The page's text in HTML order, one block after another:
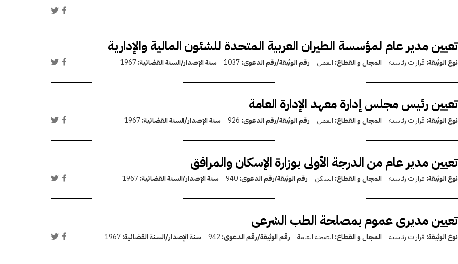
تعيين مدير عام لمؤسسة الطيران العربية المتحدة للشئون المالية والإدارية
نوع الوثيقة: قرارات رئاسية المجال و القطاع: العمل رقم الوثيقة/رقم الدعوى:1037 سنة الإصدار/السنة القضائية:1967
تعيين رئيس مجلس إدارة معهد الإدارة العامة
نوع الوثيقة: قرارات رئاسية المجال و القطاع: العمل رقم الوثيقة/رقم الدعوى: 926 سنة الإصدار/السنة القضائية:1967
تعيين مدير عام من الدرجة الأولى بوزارة الإسكان والمرافق
نوع الوثيقة: قرارات رئاسية المجال و القطاع: السكن رقم الوثيقة/رقم الدعوى:940 سنة الإصدار/السنة القضائية:1967
تعيين مديرى عموم بمصلحة الطب الشرعى
نوع الوثيقة: قرارات رئاسية المجال و القطاع: الصحة العامة رقم الوثيقة/رقم الدعوى: 942 سنة الإصدار/السنة القضائية:1967